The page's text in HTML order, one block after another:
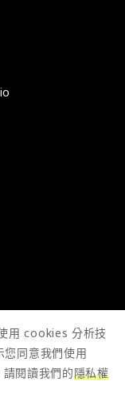
用 cookies 分析技
您同意我們使用
閱讀我們的隱私權